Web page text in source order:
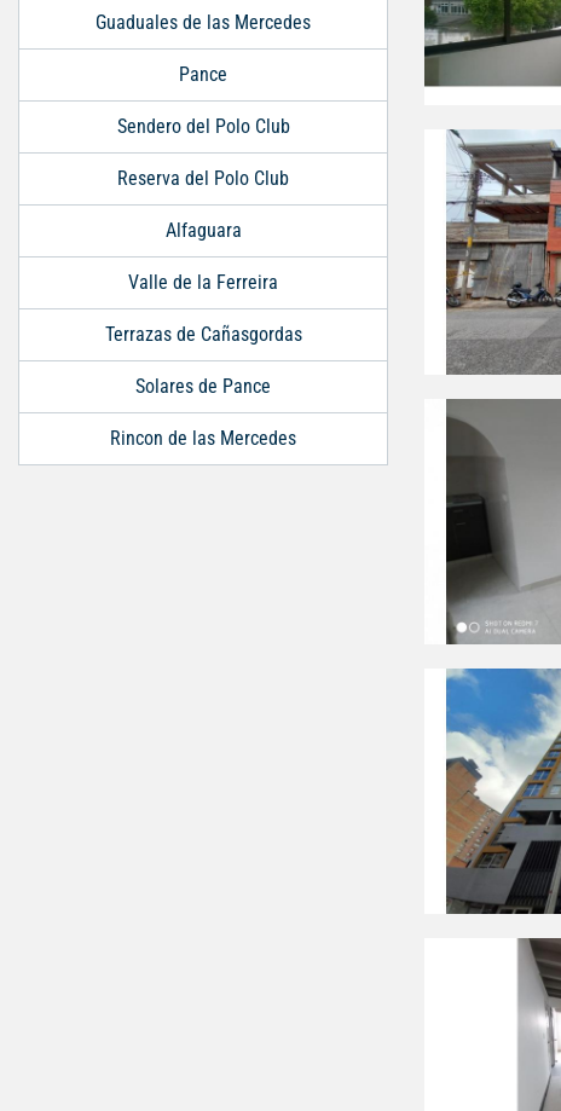
Guaduales de las Mercedes
Pance
Sendero del Polo Club
Reserva del Polo Club
Alfaguara
Valle de la Ferreira
Terrazas de Cañasgordas
Solares de Pance
Rincon de las Mercedes